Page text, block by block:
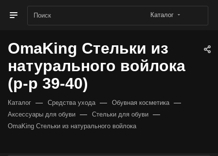
Каталог
OmaKing Стельки из
натурального войлока
(р-р 39-40)
Каталог — Средства ухода — Обувная косметика —
Аксессуары для обуви — Стельки для обуви —
OmaKing Стельки из натурального войлока